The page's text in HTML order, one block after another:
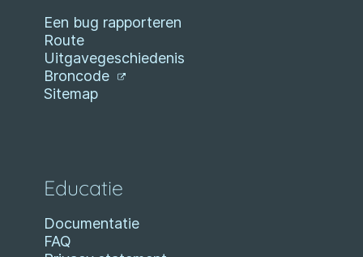
Een bug rapporteren
Route
Uitgavegeschiedenis
Broncode
Sitemap
Educatie
Documentatie
FAQ